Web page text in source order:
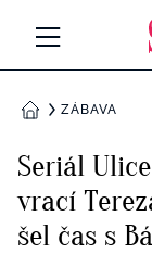
Všechny
Rozhovory
RETROHUBKY
DOMŮZÁBAVA
Seriál
vrací
šel čas s